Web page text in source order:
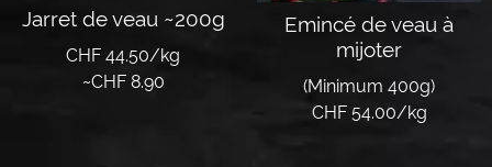
Jarret de veau ~200g
CHF 44.50/kg
~CHF8.90
Emincé de veau à
mijoter
(Minimum 400g)
CHF 54.00/kg